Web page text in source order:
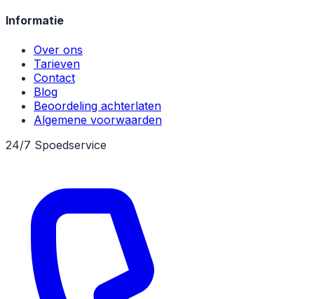
Informatie
Over ons
Tarieven
Contact
Blog
Beoordeling achterlaten
Algemene voorwaarden
24/7 Spoedservice